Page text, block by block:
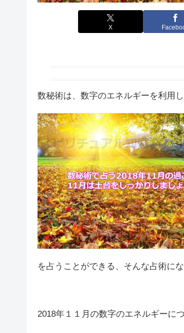
X
数秘術は、数字のエネルギーを利用
を占うことができる、そんな占術にな
2018年１１月の数字のエネルギーに